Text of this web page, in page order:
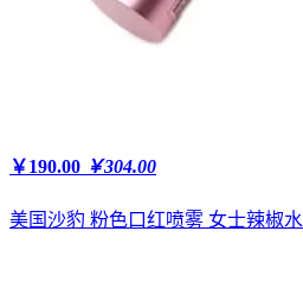
￥190.00 ￥304.00
美国沙豹 粉色口红喷雾 女士辣椒水